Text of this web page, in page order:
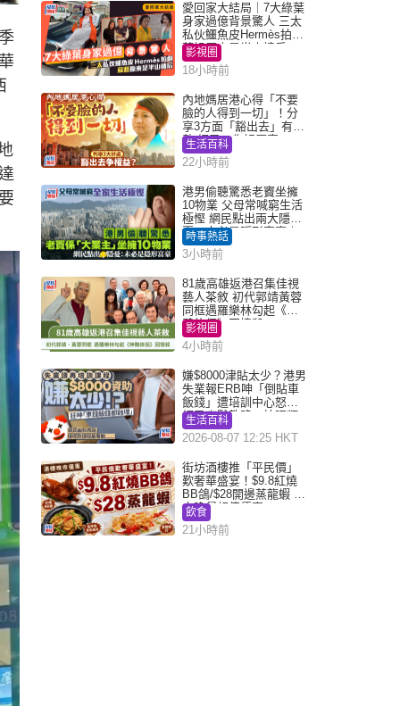
愛回家大結局｜7大綠葉
身家過億背景驚人 三太
私伙鱷魚皮Hermès拍劇
蘇姐原來是半山樓后
影視圈
18小時前
內地媽居港心得「不要
臉的人得到一切」！分
享3方面「豁出去」有著
數 網民：你好厲害
生活百科
22小時前
港男偷聽驚悉老竇坐擁
10物業 父母常喊窮生活
極慳 網民點出兩大隱
憂：未必是隱形富豪｜
Juicy叮
時事熱話
3小時前
81歲高雄返港召集佳視
藝人茶敘 初代郭靖黃蓉
同框遇羅樂林勾起《神
鵰俠侶》回憶殺
影視圈
4小時前
嫌$8000津貼太少？港男
失業報ERB呻「倒貼車
飯錢」遭培訓中心怒轟
網民幽默教路：揀呢類
課程唔會蝕...
生活百科
2026-08-07 12:25 HKT
街坊酒樓推「平民價」
歎奢華盛宴！$9.8紅燒
BB鴿/$28開邊蒸龍蝦 3
大晚餐超值優惠
飲食
21小時前